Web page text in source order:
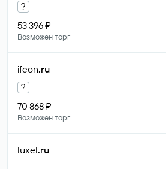
?
53 396 ₽
Возможен торг
ifcon.ru
?
70 868 ₽
Возможен торг
luxel.ru